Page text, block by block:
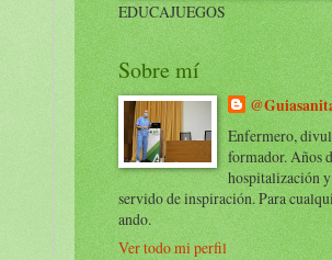
EDUCAJUEGOS
Sobre mí
Enfermero,
formador. Años
hospitalización
servido de inspiración. Para
ando.
Ver todo mi perfil